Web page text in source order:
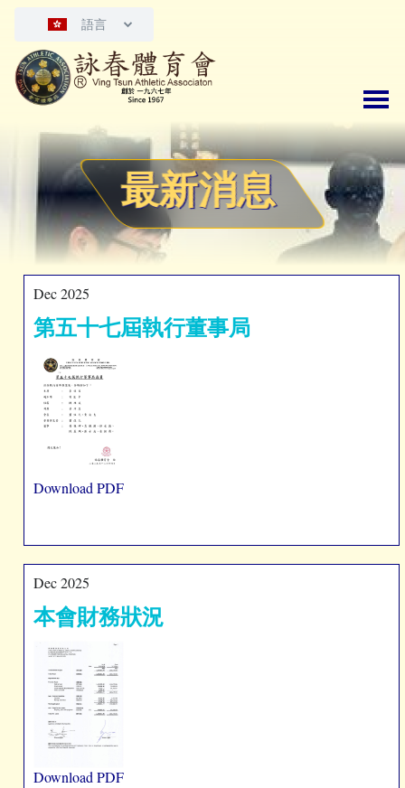
語言
最新消息
Dec 2025
第五十七屆執行董事局
Download PDF
Dec 2025
本會財務狀況
Download PDF